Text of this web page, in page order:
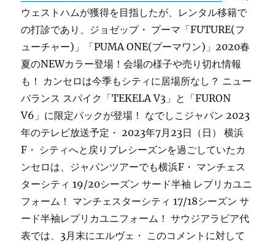
ウェストハムが獲得を目指したが、レンタル移籍で
の打診であり、ジョゼップ・ プーマ「FUTURE(フ
ューチャー)」「PUMA ONE(プーマワン)」2020春
夏のNEWカラー登場！会場の様子や売り切れ情報
も！ カンセロは今季もシティに居場所なし？ ニュー
バランス スパイク「TEKELA V3」と「FURON
V6」に限定パックが登場！ なでしこジャパン 2023
年のテレビ放送予定・ 2023年7月23日（日） 横浜
F・ シティへと戻りプレシーズンを過ごしていたカ
ンセロは、ジャパンツアーでも横浜F・ マンチェス
ターシティ 19/20シーズン サード半袖 レプリカユニ
フォーム！ マンチェスターシティ 17/18シーズン サ
ード半袖レプリカユニフォーム！ サウジアラビア代
表では、3月末にエルヴェ・ このコメントに対して